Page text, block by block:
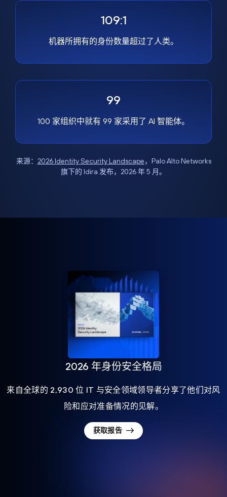
109:1
机器所拥有的身份数量超过了人类。
99
100 家组织中就有 99 家采用了 AI 智能体。
来源： 2026 Identity Security Landscape，Palo Alto Networks
旗下的 Idira 发布，2026 年 5 月。
2026 年身份安全格局
来自全球的 2,930 位 IT 与安全领域领导者分享了他们对风
险和应对准备情况的见解。
获取报告